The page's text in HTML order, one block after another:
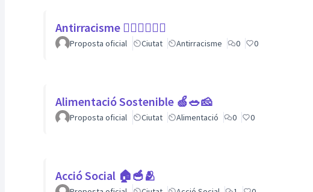
Antirracisme ✊🏾✊🏼✊🏿
Proposta oficial Ciutat Antirracisme 0 0
Alimentació Sostenible 🍏🥗🧀
Proposta oficial Ciutat Alimentació 0 0
Acció Social 🏠🥣🫂